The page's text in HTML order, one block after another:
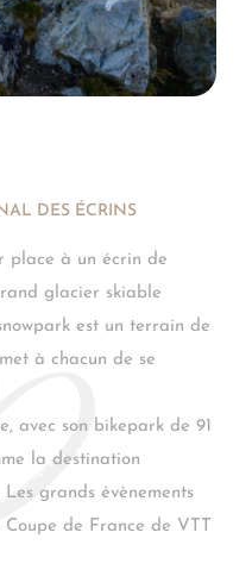
DES ÉCRINS
place à un écrin de
glacier skiable
est un terrain de
à chacun de se
avec son bikepark de 91
la destination
grands évènements
de France de VTT